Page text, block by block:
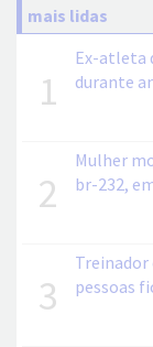
mais lidas
1
Ex-atleta
durante
2
Mulher
br-232,
3
Treinador
pessoas